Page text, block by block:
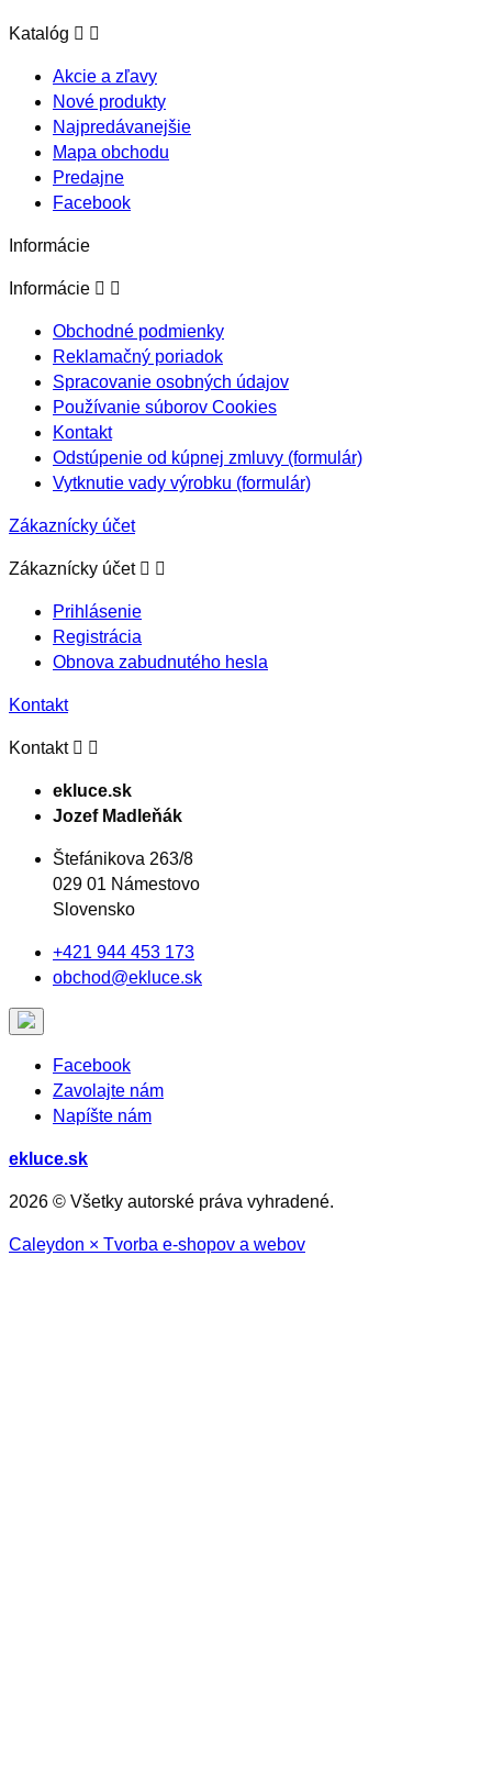
Katalóg  
Akcie a zľavy
Nové produkty
Najpredávanejšie
Mapa obchodu
Predajne
Facebook
Informácie
Informácie  
Obchodné podmienky
Reklamačný poriadok
Spracovanie osobných údajov
Používanie súborov Cookies
Kontakt
Odstúpenie od kúpnej zmluvy (formulár)
Vytknutie vady výrobku (formulár)
Zákaznícky účet
Zákaznícky účet  
Prihlásenie
Registrácia
Obnova zabudnutého hesla
Kontakt
Kontakt  
ekluce.sk
Jozef Madleňák
Štefánikova 263/8
029 01 Námestovo
Slovensko
+421 944 453 173
obchod@ekluce.sk
Facebook
Zavolajte nám
Napíšte nám
ekluce.sk
2026 © Všetky autorské práva vyhradené.
Caleydon × Tvorba e-shopov a webov